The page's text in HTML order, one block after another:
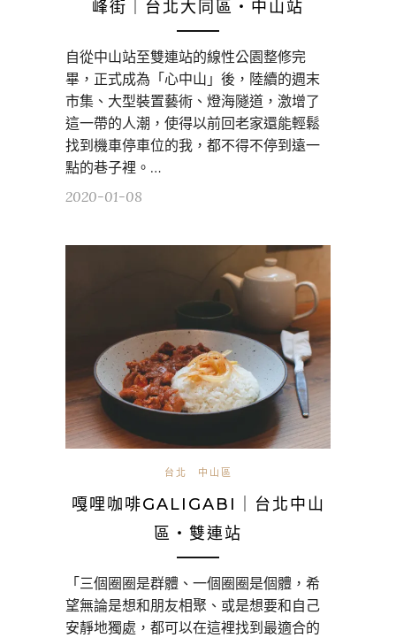
峰街｜台北大同區・中山站
自從中山站至雙連站的線性公園整修完
畢，正式成為「心中山」後，陸續的週末
市集、大型裝置藝術、燈海隧道，激增了
這一帶的人潮，使得以前回老家還能輕鬆
找到機車停車位的我，都不得不停到遠一
點的巷子裡。…
2020-01-08
台北 中山區
嘎哩咖啡GALIGABI｜台北中山
區・雙連站
「三個圈圈是群體、一個圈圈是個體，希
望無論是想和朋友相聚、或是想要和自己
安靜地獨處，都可以在這裡找到最適合的